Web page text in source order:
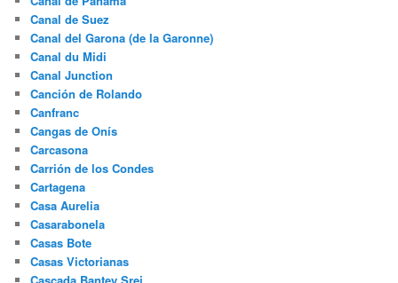
Canal de Suez
Canal del Garona (de la Garonne)
Canal du Midi
Canal Junction
Canción de Rolando
Canfranc
Cangas de Onís
Carcasona
Carrión de los Condes
Cartagena
Casa Aurelia
Casarabonela
Casas Bote
Casas Victorianas